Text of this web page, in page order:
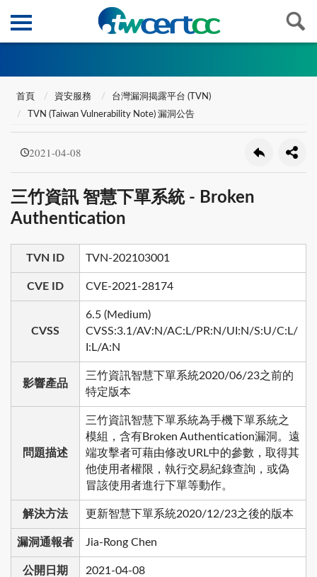
首頁 資安服務
台灣漏洞揭露平台 (TVN)
TVN (Taiwan Vulnerability Note) 漏洞公告
2021-04-08
三竹資訊 智慧下單系統 - Broken
Authentication
TVN ID TVN-202103001
CVE ID CVE-2021-28174
CVSS
6.5 (Medium)
CVSS:3.1/AV:N/AC:L/PR:N/UI:N/S:U/C:L/
I:L/A:N
影響產品
三竹資訊智慧下單系統2020/06/23之前的
特定版本
問題描述
三竹資訊智慧下單系統為手機下單系統之
模組，含有Broken Authentication漏洞。遠
端攻擊者可藉由修改URL中的參數，取得其
他使用者權限，執行交易紀錄查詢，或偽
冒該使用者進行下單等動作。
解決方法 更新智慧下單系統2020/12/23之後的版本
漏洞通報者 Jia-Rong Chen
公開日期 2021-04-08